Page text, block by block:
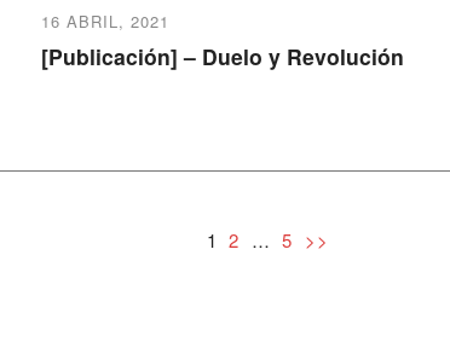
16 ABRIL, 2021
[Publicación] – Duelo y Revolución
1 2 … 5 >>